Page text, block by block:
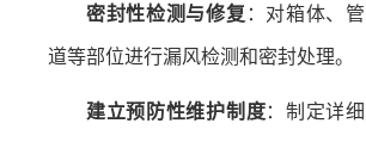
密封性检测与修复 ：对箱体、管
道等部位进行漏风检测和密封处理。
建立预防性维护制度：制定详细